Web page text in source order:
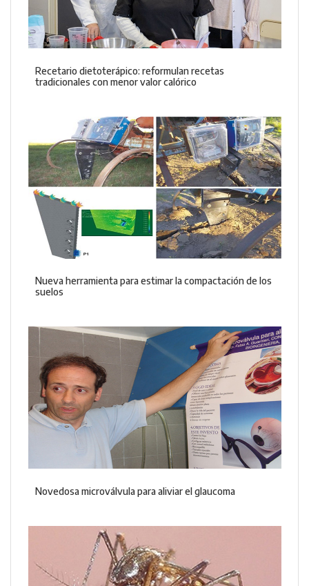
Recetario dietoterápico: reformulan recetas
tradicionales con menor valor calórico
Nueva herramienta para estimar la compactación de los
suelos
Novedosa microválvula para aliviar el glaucoma